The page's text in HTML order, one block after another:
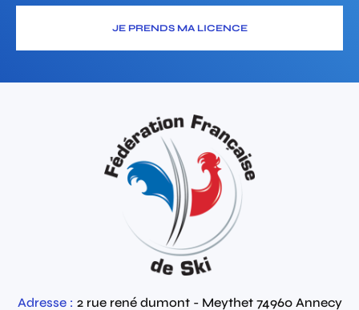
JE PRENDS MA LICENCE
Adresse : 2 rue rené dumont - Meythet 74960 Annecy